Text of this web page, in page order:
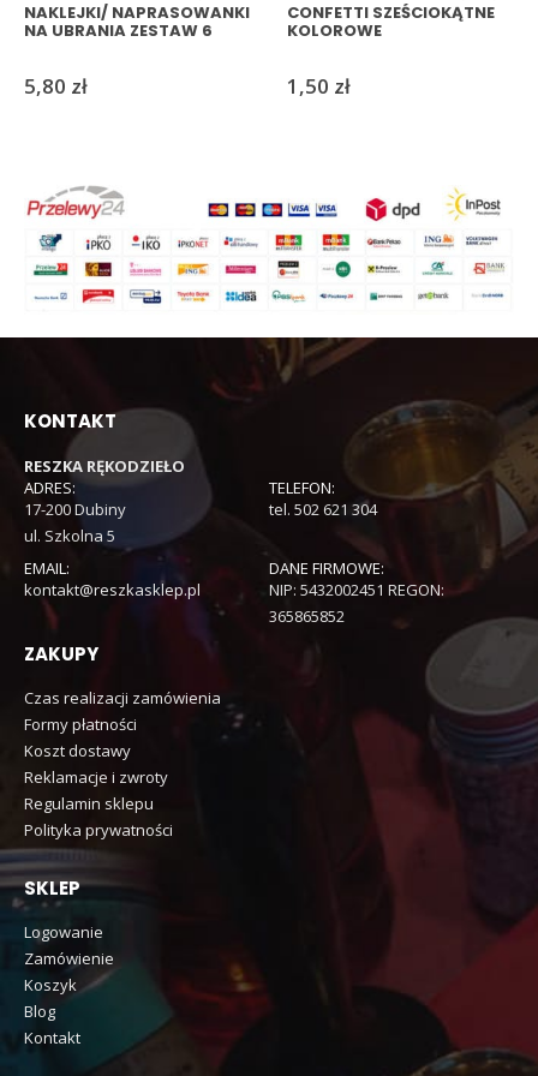
NAKLEJKI/ NAPRASOWANKI
NA UBRANIA ZESTAW 6
5,80 zł
CONFETTI SZEŚCIOKĄTNE
KOLOROWE
1,50 zł
KONTAKT
RESZKA RĘKODZIEŁO
ADRES:
17-200 Dubiny
ul. Szkolna 5
TELEFON:
tel. 502 621 304
EMAIL:
kontakt@reszkasklep.pl
DANE FIRMOWE:
NIP: 5432002451 REGON:
365865852
ZAKUPY
Czas realizacji zamówienia
Formy płatności
Koszt dostawy
Reklamacje i zwroty
Regulamin sklepu
Polityka prywatności
SKLEP
Logowanie
Zamówienie
Koszyk
Blog
Kontakt